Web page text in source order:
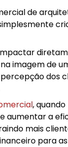
de
imagem de
dos
,
aumentar a
mais
para